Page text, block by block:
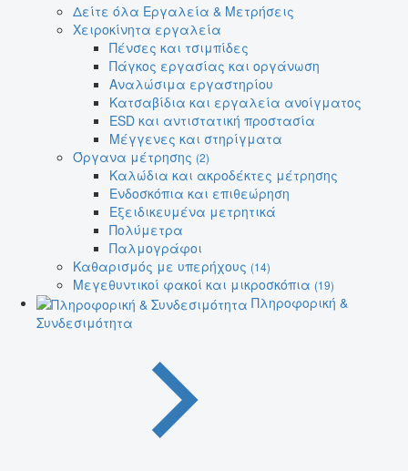
Δείτε όλα Εργαλεία & Μετρήσεις
Χειροκίνητα εργαλεία
Πένσες και τσιμπίδες
Πάγκος εργασίας και οργάνωση
Αναλώσιμα εργαστηρίου
Κατσαβίδια και εργαλεία ανοίγματος
ESD και αντιστατική προστασία
Μέγγενες και στηρίγματα
Όργανα μέτρησης (2)
Καλώδια και ακροδέκτες μέτρησης
Ενδοσκόπια και επιθεώρηση
Εξειδικευμένα μετρητικά
Πολύμετρα
Παλμογράφοι
Καθαρισμός με υπερήχους (14)
Μεγεθυντικοί φακοί και μικροσκόπια (19)
Πληροφορική &
Συνδεσιμότητα